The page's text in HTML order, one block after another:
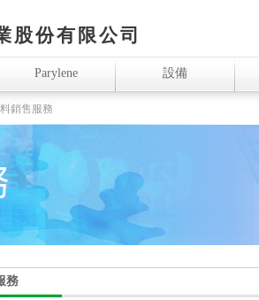
股份有限公司
Parylene 設備
銷售服務
務